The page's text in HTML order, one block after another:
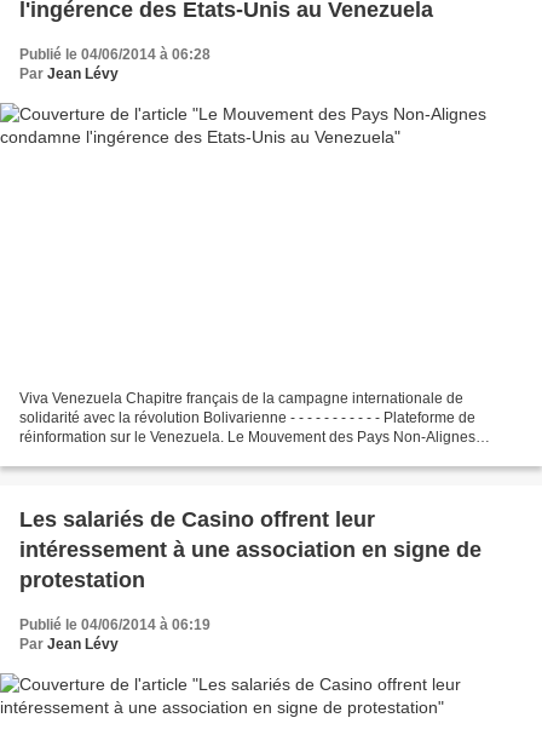
l'ingérence des Etats-Unis au Venezuela
Publié le 04/06/2014 à 06:28
Par Jean Lévy
Viva Venezuela Chapitre français de la campagne internationale de
solidarité avec la révolution Bolivarienne - - - - - - - - - - - Plateforme de
réinformation sur le Venezuela. Le Mouvement des Pays Non-Alignes
Les salariés de Casino offrent leur
intéressement à une association en signe de
protestation
Publié le 04/06/2014 à 06:19
Par Jean Lévy